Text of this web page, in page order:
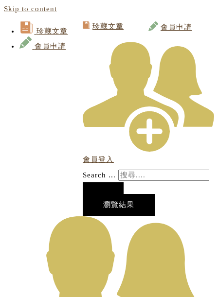
Skip to content
珍藏文章 會員申請
會員登入
Search ...
瀏覽結果
珍藏文章
會員申請